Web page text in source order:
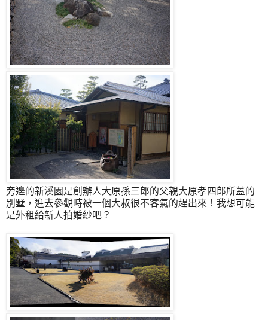
旁邊的新溪園是創辦人大原孫三郎的父親大原孝四郎所蓋的
別墅，進去參觀時被一個大叔很不客氣的趕出來！我想可能
是外租給新人拍婚紗吧？